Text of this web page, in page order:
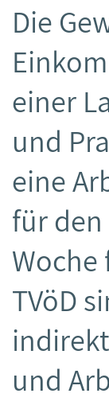
Die
einer
und
eine
für den
TVöD
und